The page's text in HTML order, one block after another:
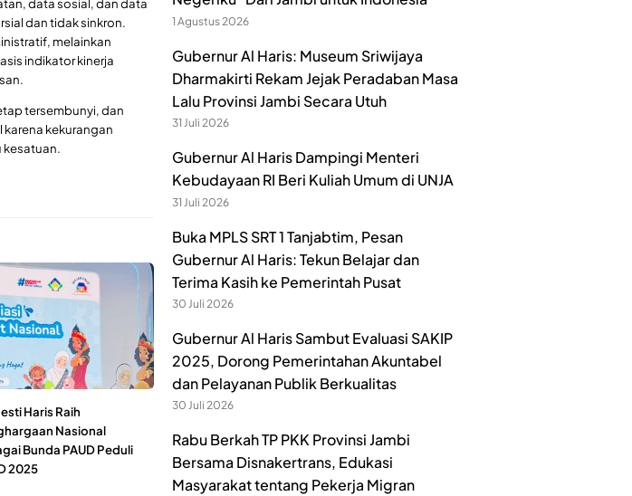
data sosial, dan data
dan tidak sinkron.
melainkan
indikator kinerja
tersembunyi, dan
karena kekurangan
kesatuan.
Haris Raih
Nasional
Bunda PAUD Peduli
2025
1 Agustus 2026
Gubernur Al Haris: Museum Sriwijaya
Dharmakirti Rekam Jejak Peradaban Masa
Lalu Provinsi Jambi Secara Utuh
31 Juli 2026
Gubernur Al Haris Dampingi Menteri
Kebudayaan RI Beri Kuliah Umum di UNJA
31 Juli 2026
Buka MPLS SRT 1 Tanjabtim, Pesan
Gubernur Al Haris: Tekun Belajar dan
Terima Kasih ke Pemerintah Pusat
30 Juli 2026
Gubernur Al Haris Sambut Evaluasi SAKIP
2025, Dorong Pemerintahan Akuntabel
dan Pelayanan Publik Berkualitas
30 Juli 2026
Rabu Berkah TP PKK Provinsi Jambi
Bersama Disnakertrans, Edukasi
Masyarakat tentang Pekerja Migran